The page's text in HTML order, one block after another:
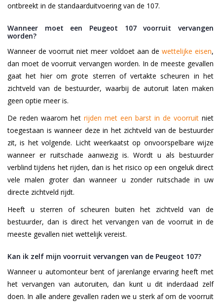
ontbreekt in de standaarduitvoering van de 107.
Wanneer moet een Peugeot 107 voorruit vervangen
worden?
Wanneer de voorruit niet meer voldoet aan de wettelijke eisen,
dan moet de voorruit vervangen worden. In de meeste gevallen
gaat het hier om grote sterren of vertakte scheuren in het
zichtveld van de bestuurder, waarbij de autoruit laten maken
geen optie meer is.
De reden waarom het rijden met een barst in de voorruit niet
toegestaan is wanneer deze in het zichtveld van de bestuurder
zit, is het volgende. Licht weerkaatst op onvoorspelbare wijze
wanneer er ruitschade aanwezig is. Wordt u als bestuurder
verblind tijdens het rijden, dan is het risico op een ongeluk direct
vele malen groter dan wanneer u zonder ruitschade in uw
directe zichtveld rijdt.
Heeft u sterren of scheuren buiten het zichtveld van de
bestuurder, dan is direct het vervangen van de voorruit in de
meeste gevallen niet wettelijk vereist.
Kan ik zelf mijn voorruit vervangen van de Peugeot 107?
Wanneer u automonteur bent of jarenlange ervaring heeft met
het vervangen van autoruiten, dan kunt u dit inderdaad zelf
doen. In alle andere gevallen raden we u sterk af om de voorruit